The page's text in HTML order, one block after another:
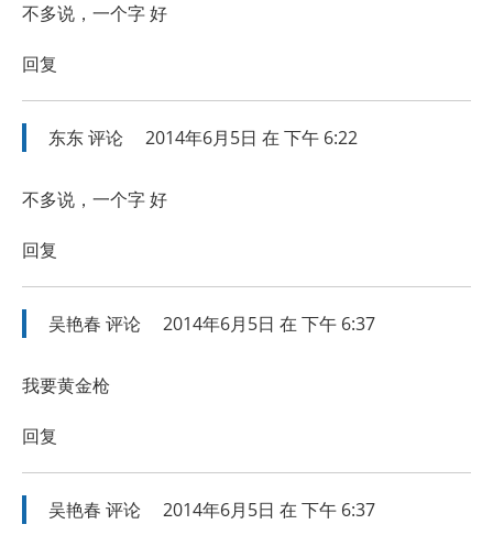
不多说，一个字 好
回复
东东评论 2014年6月5日 在 下午 6:22
不多说，一个字 好
回复
吴艳春 评论 2014年6月5日 在 下午 6:37
我要黄金枪
回复
吴艳春 评论 2014年6月5日 在 下午 6:37